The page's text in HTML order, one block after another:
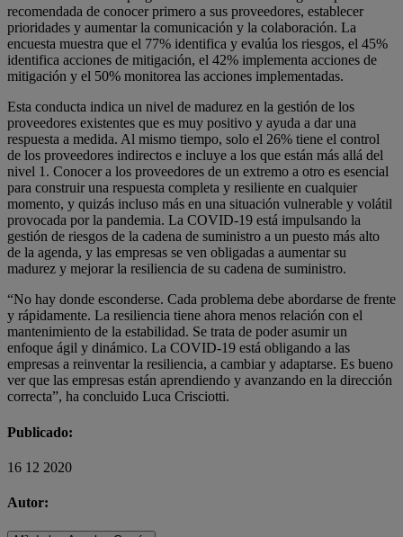
recomendada de conocer primero a sus proveedores, establecer
prioridades y aumentar la comunicación y la colaboración. La
encuesta muestra que el 77% identifica y evalúa los riesgos, el 45%
identifica acciones de mitigación, el 42% implementa acciones de
mitigación y el 50% monitorea las acciones implementadas.
Esta conducta indica un nivel de madurez en la gestión de los
proveedores existentes que es muy positivo y ayuda a dar una
respuesta a medida. Al mismo tiempo, solo el 26% tiene el control
de los proveedores indirectos e incluye a los que están más allá del
nivel 1. Conocer a los proveedores de un extremo a otro es esencial
para construir una respuesta completa y resiliente en cualquier
momento, y quizás incluso más en una situación vulnerable y volátil
provocada por la pandemia. La COVID-19 está impulsando la
gestión de riesgos de la cadena de suministro a un puesto más alto
de la agenda, y las empresas se ven obligadas a aumentar su
madurez y mejorar la resiliencia de su cadena de suministro.
“No hay donde esconderse. Cada problema debe abordarse de frente
y rápidamente. La resiliencia tiene ahora menos relación con el
mantenimiento de la estabilidad. Se trata de poder asumir un
enfoque ágil y dinámico. La COVID-19 está obligando a las
empresas a reinventar la resiliencia, a cambiar y adaptarse. Es bueno
ver que las empresas están aprendiendo y avanzando en la dirección
correcta”, ha concluido Luca Crisciotti.
Publicado:
16 12 2020
Autor: